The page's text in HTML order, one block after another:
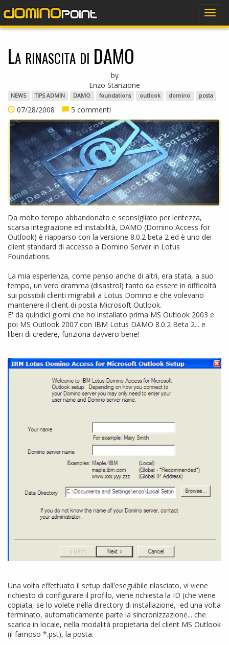
La rinascita di DAMO
by
Enzo Stanzione
NEWS TIPS ADMIN DAMO foundations outlook domino posta
07/28/2008 5 commenti
Da molto tempo abbandonato e sconsigliato per lentezza,
scarsa integrazione ed instabilità, DAMO (Domino Access for
Outlook) è riapparso con la versione 8.0.2 beta 2 ed è uno dei
client standard di accesso a Domino Server in Lotus
Foundations.
La mia esperienza, come penso anche di altri, era stata, a suo
tempo, un vero dramma (disastro!) tanto da essere in difficoltà
sui possibili clienti migrabili a Lotus Domino e che volevano
mantenere il client di posta Microsoft Outlook.
E' da quindici giorni che ho installato prima MS Outlook 2003 e
poi MS Outlook 2007 con IBM Lotus DAMO 8.0.2 Beta 2... e
liberi di credere, funziona davvero bene!
Una volta effettuato il setup dall'eseguibile rilasciato, vi viene
richiesto di configurare il profilo, viene richiesta la ID (che viene
copiata, se lo volete nella directory di installazione, ed una volta
terminato, automaticamente parte la sincronizzazione... che
scarica in locale, nella modalità propietaria del client MS Outlook
(il famoso *.pst), la posta.